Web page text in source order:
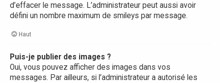
d’effacer le message. L’administrateur peut aussi avoir
défini un nombre maximum de smileys par message.
Haut
Puis-je publier des images ?
Oui, vous pouvez afficher des images dans vos
messages. Par ailleurs, si l’administrateur a autorisé les